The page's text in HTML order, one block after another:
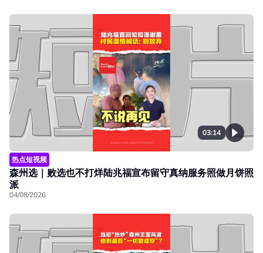
03:14
热点短视频
森州选｜败选也不打烊陆兆福宣布留守真纳服务照做月饼照
派
04/08/2026